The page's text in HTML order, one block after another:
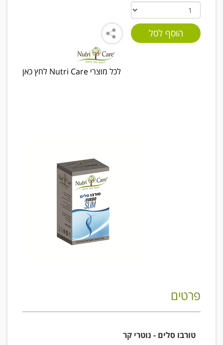
לכל מוצרי Nutri Care לחץ כאן
פרטים
טורבו סלים - נוטרי קר